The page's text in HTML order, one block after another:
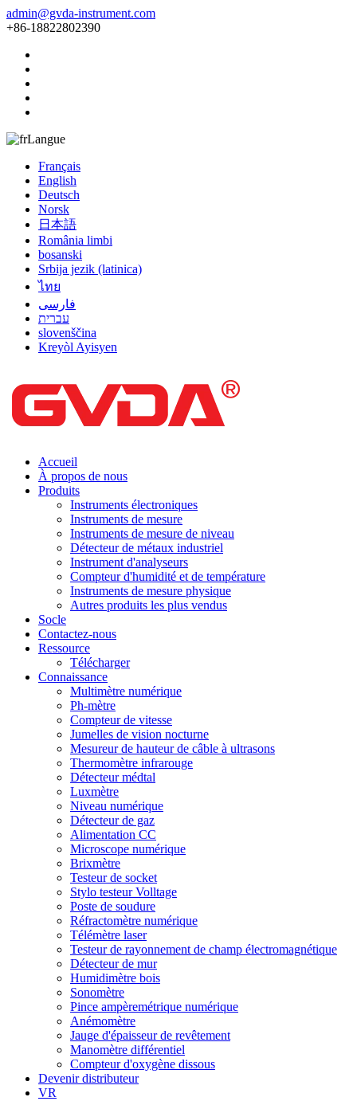
admin@gvda-instrument.com
+86-18822802390
Langue
Français
English
Deutsch
Norsk
日本語
România limbi
bosanski
Srbija jezik (latinica)
ไทย
فارسی
עברית
slovenščina
Kreyòl Ayisyen
Accueil
À propos de nous
Produits
Instruments électroniques
Instruments de mesure
Instruments de mesure de niveau
Détecteur de métaux industriel
Instrument d'analyseurs
Compteur d'humidité et de température
Instruments de mesure physique
Autres produits les plus vendus
Socle
Contactez-nous
Ressource
Télécharger
Connaissance
Multimètre numérique
Ph-mètre
Compteur de vitesse
Jumelles de vision nocturne
Mesureur de hauteur de câble à ultrasons
Thermomètre infrarouge
Détecteur médtal
Luxmètre
Niveau numérique
Détecteur de gaz
Alimentation CC
Microscope numérique
Brixmètre
Testeur de socket
Stylo testeur Volltage
Poste de soudure
Réfractomètre numérique
Télémètre laser
Testeur de rayonnement de champ électromagnétique
Détecteur de mur
Humidimètre bois
Sonomètre
Pince ampèremétrique numérique
Anémomètre
Jauge d'épaisseur de revêtement
Manomètre différentiel
Compteur d'oxygène dissous
Devenir distributeur
VR